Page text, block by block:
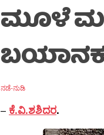
ಮೂಳೆ
ಬಯಾನಕ
ನಡೆ-ನುಡಿ
– ಕೆ.ವಿ.ಶಶಿದರ.